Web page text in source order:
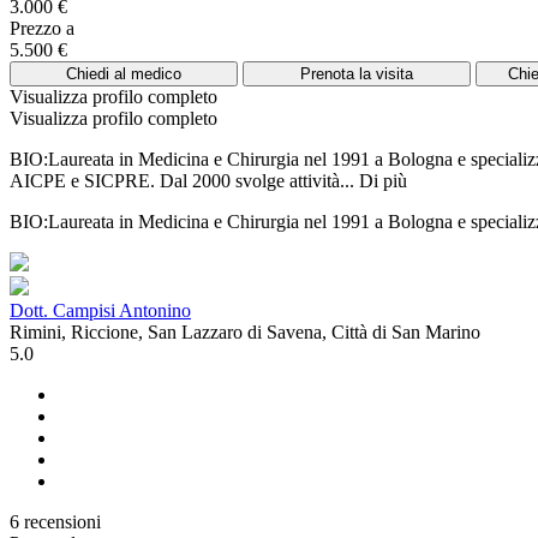
3.000 €
Prezzo a
5.500 €
Chiedi al medico Prenota la visita
Visualizza profilo completo
Visualizza profilo completo
BIO:Laureata in Medicina e Chirurgia nel 1991 a Bologna e
AICPE e SICPRE. Dal 2000 svolge attività... Di più
BIO:Laureata in Medicina e Chirurgia nel 1991 a Bologna e
Dott. Campisi Antonino
Rimini, Riccione, San Lazzaro di Savena, Città di San Marino
5.0
6 recensioni